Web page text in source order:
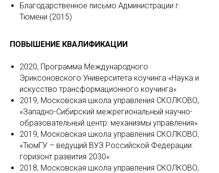
Благодарственное письмо Администрации г.
Тюмени (2015)
ПОВЫШЕНИЕ КВАЛИФИКАЦИИ
2020, Программа Международного
Эриксоновского Университета коучинга «Наука и
искусство трансформационного коучинга»
2019, Московская школа управления СКОЛКОВО,
«Западно-Сибирский межрегиональный научно-
образовательный центр: механизмы управления»
2019, Московская школа управления СКОЛКОВО,
«ТюмГУ – ведущий ВУЗ Российской Федерации:
горизонт развития 2030»
2018, Московская школа управления СКОЛКОВО,